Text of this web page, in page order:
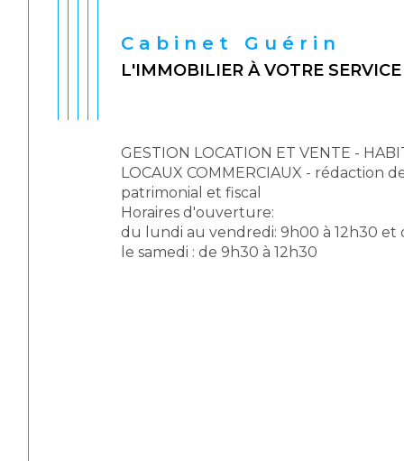
Cabinet Guérin
L'IMMOBILIER À VOTRE SERVICE
GESTION LOCATION ET VENTE -
LOCAUX COMMERCIAUX - rédaction
patrimonial et fiscal
Horaires d'ouverture:
du lundi au vendredi: 9h00 à 12h30 et
le samedi : de 9h30 à 12h30